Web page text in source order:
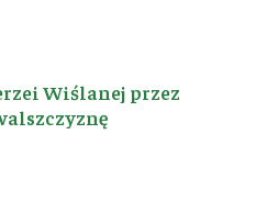
Wiślanej przez